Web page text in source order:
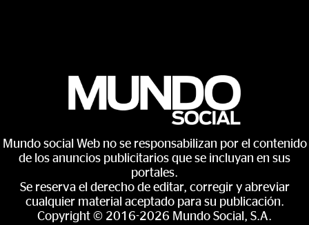
Mundo social Web no se responsabilizan por el contenido
de los anuncios publicitarios que se incluyan en sus
portales.
Se reserva el derecho de editar, corregir y abreviar
cualquier material aceptado para su publicación.
Copyright © 2016-2026 Mundo Social, S.A.